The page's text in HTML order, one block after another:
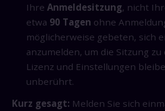
Ihre Anmeldesitzung, nicht
etwa 90 Tagen ohne
möglicherweise gebeten, sich
anzumelden, um die Sitzung
Lizenz und Einstellungen
unberührt.
Kurz gesagt: Melden Sie sich